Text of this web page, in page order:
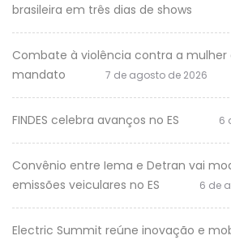
brasileira em três dias de shows
Combate à violência contra a mulher
mandato
7 de agosto de 2026
FINDES celebra avanços no ES 6
Convênio entre Iema e Detran vai
emissões veiculares no ES
6 de
Electric Summit reúne inovação e